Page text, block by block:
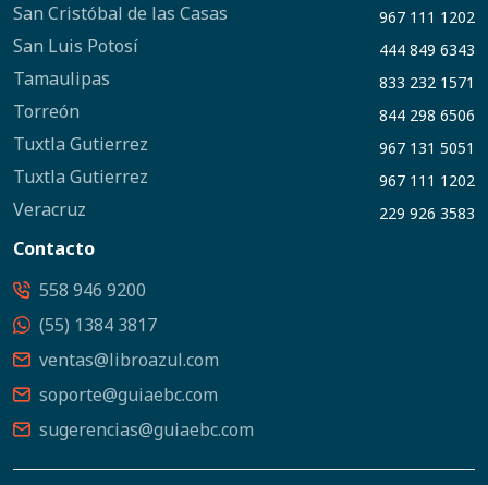
San Cristóbal de las Casas 967 111 1202
San Luis Potosí 444 849 6343
Tamaulipas 833 232 1571
Torreón 844 298 6506
Tuxtla Gutierrez 967 131 5051
Tuxtla Gutierrez 967 111 1202
Veracruz 229 926 3583
Contacto
558 946 9200
(55) 1384 3817
ventas@libroazul.com
soporte@guiaebc.com
sugerencias@guiaebc.com